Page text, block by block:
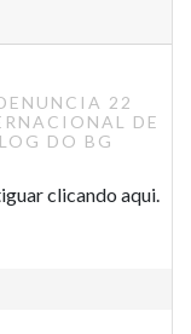
22
DE
DO BG
clicando aqui.